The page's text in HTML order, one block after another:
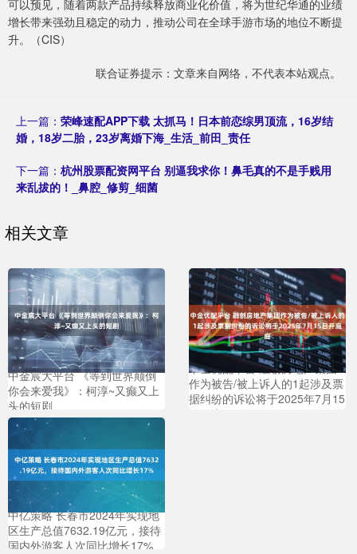
可以预见，随着两款产品持续释放商业化价值，将为世纪华通的业绩
增长带来强劲且稳定的动力，推动公司在全球手游市场的地位不断提
升。（CIS）
联合证券提示：文章来自网络，不代表本站观点。
上一篇： 荣峰速配APP下载 太抓马！日本前恋综男顶流，16岁结
婚，18岁二胎，23岁离婚下海_生活_前田_责任
下一篇： 杭州股票配资网平台 别逼我求你！鼻毛真的不是手贱用
来乱拔的！_鼻腔_修剪_细菌
相关文章
中金宸大平台 《等到世界颠倒
你会来爱我》：柯淳~又癫又上
头的短剧
中金优配平台 融创房地产集团
作为被告/被上诉人的1起涉及票
据纠纷的诉讼将于2025年7月15
日开庭
中亿策略 长春市2024年实现地
区生产总值7632.19亿元，接待
国内外游客人次同比增长17%